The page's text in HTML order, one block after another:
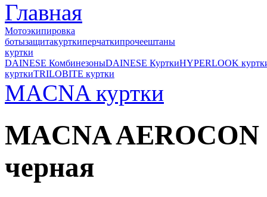
Главная
Мотоэкипировка
ботызащитакурткиперчаткипрочеештаны
куртки
DAINESE КомбинезоныDAINESE КурткиHYPERLOOK
курткиTRILOBITE куртки
MACNA куртки
MACNA AEROCON
черная